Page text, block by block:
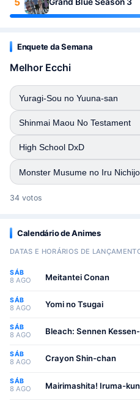
Grand Blue Season 3
Enquete da Semana
Melhor Ecchi
Yuragi-Sou no Yuuna-san
Shinmai Maou No Testament
High School DxD
Monster Musume no Iru
34 votos
Calendário de Animes
DATAS E HORÁRIOS DE
SÁB
8 AGO Meitantei Conan
SÁB
8 AGO Yomi no Tsugai
SÁB
8 AGO Bleach: Sennen
SÁB
8 AGO Crayon Shin-chan
SÁB
8 AGO Mairimashita! Iruma-